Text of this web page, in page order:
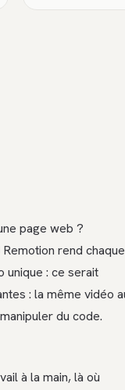
page web ?
rend chaque
unique : ce serait
: la même vidéo
du code.
à la main, là où